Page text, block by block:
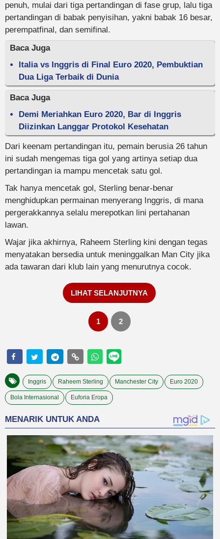
penuh, mulai dari tiga pertandingan di fase grup, lalu tiga
pertandingan di babak penyisihan, yakni babak 16 besar,
perempatfinal, dan semifinal.
Baca Juga
Italia vs Inggris di Final Euro 2020, Pembuktian
Dua Liga Terbaik di Dunia
Baca Juga
Demi Meriahkan Euro 2020, Bar di Inggris
Diizinkan Langgar Protokol Kesehatan
Dari keenam pertandingan itu, pemain berusia 26 tahun
ini sudah mengemas tiga gol yang artinya setiap dua
pertandingan ia mampu mencetak satu gol.
Tak hanya mencetak gol, Sterling benar-benar
menghidupkan permainan menyerang Inggris, di mana
pergerakkannya selalu merepotkan lini pertahanan
lawan.
Wajar jika akhirnya, Raheem Sterling kini dengan tegas
menyatakan bersedia untuk meninggalkan Man City jika
ada tawaran dari klub lain yang menurutnya cocok.
LIHAT SELANJUTNYA
1 2
Inggris Raheem Sterling Manchester City Euro 2020
Bola Internasional Euforia Eropa